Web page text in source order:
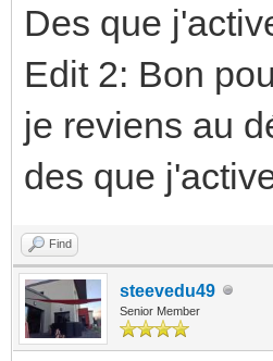
Des que
Edit 2: Bon
je reviens au
des que
Find
steevedu49
Senior Member